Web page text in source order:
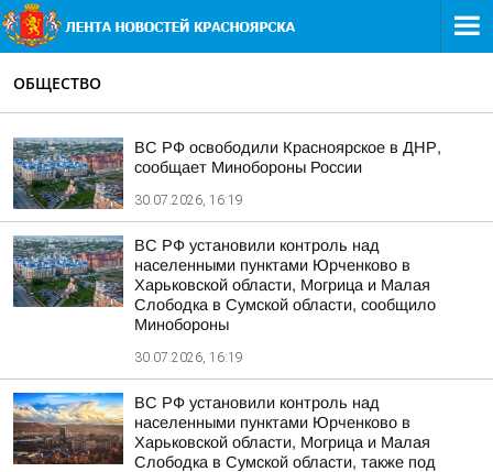
ОБЩЕСТВО
ВС РФ освободили Красноярское в ДНР,
сообщает Минобороны России
30.07.2026, 16:19
ВС РФ установили контроль над
населенными пунктами Юрченково в
Харьковской области, Могрица и Малая
Слободка в Сумской области, сообщило
Минобороны
30.07.2026, 16:19
ВС РФ установили контроль над
населенными пунктами Юрченково в
Харьковской области, Могрица и Малая
Слободка в Сумской области, также под